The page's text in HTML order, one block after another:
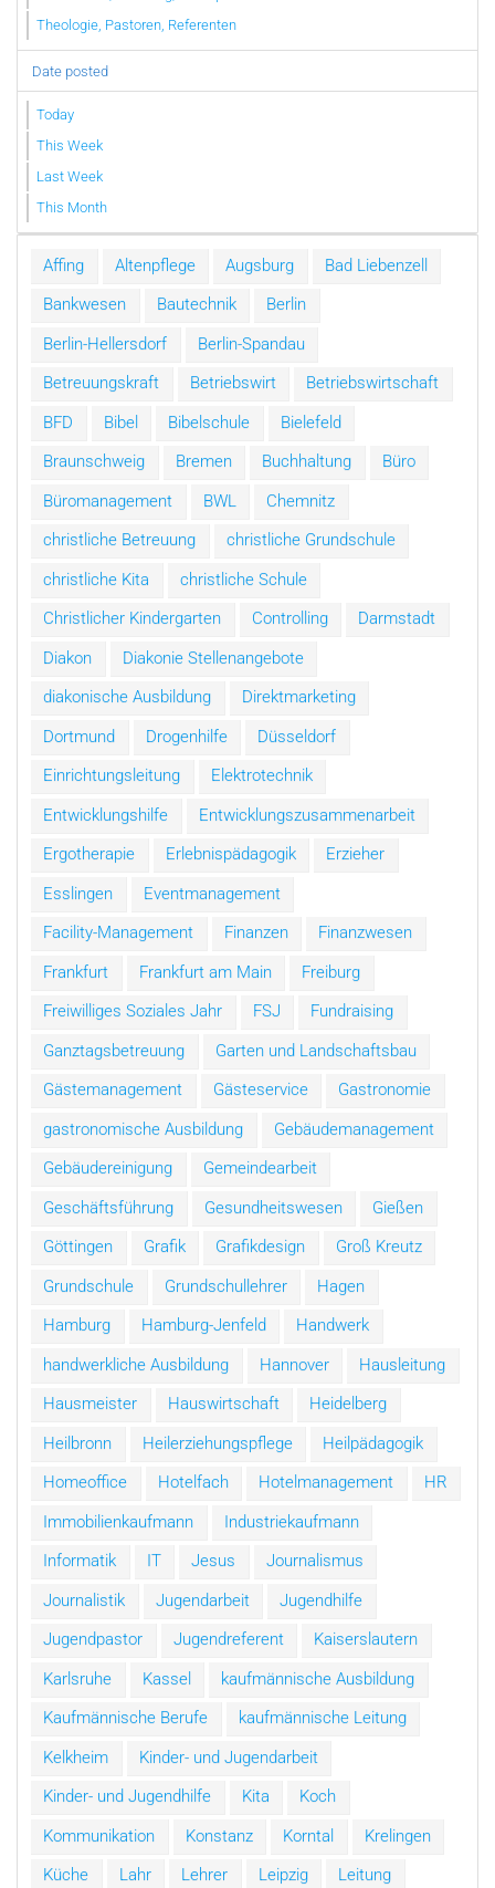
Theologie, Pastoren, Referenten
Date posted
Today
This Week
Last Week
This Month
Affing Altenpflege Augsburg
Bad Liebenzell
Bankwesen
Bautechnik
Berlin
Berlin-Hellersdorf
Berlin-Spandau
Betreuungskraft
Betriebswirt
Betriebswirtschaft
BFD
Bibel Bibelschule
Bielefeld
Braunschweig
Bremen Buchhaltung
Büro
Büromanagement
BWL
Chemnitz
christliche Betreuung
christliche Grundschule
christliche Kita
christliche Schule
Christlicher Kindergarten
Controlling
Darmstadt
Diakon
Diakonie Stellenangebote
diakonische Ausbildung
Direktmarketing
Dortmund
Drogenhilfe
Düsseldorf
Einrichtungsleitung
Elektrotechnik
Entwicklungshilfe
Entwicklungszusammenarbeit
Ergotherapie
Erlebnispädagogik
Erzieher
Esslingen
Eventmanagement
Facility-Management
Finanzen
Finanzwesen
Frankfurt
Frankfurt am Main
Freiburg
Freiwilliges Soziales Jahr
FSJ
Fundraising
Ganztagsbetreuung
Garten und Landschaftsbau
Gästemanagement
Gästeservice
Gastronomie
gastronomische Ausbildung
Gebäudemanagement
Gebäudereinigung
Gemeindearbeit
Geschäftsführung
Gesundheitswesen
Gießen
Göttingen
Grafik Grafikdesign
Groß Kreutz
Grundschule
Grundschullehrer
Hagen
Hamburg
Hamburg-Jenfeld
Handwerk
handwerkliche Ausbildung
Hannover
Hausleitung
Hausmeister
Hauswirtschaft
Heidelberg
Heilbronn
Heilerziehungspflege
Heilpädagogik
Homeoffice
Hotelfach Hotelmanagement
HR
Immobilienkaufmann
Industriekaufmann
Informatik
IT Jesus
Journalismus
Journalistik
Jugendarbeit
Jugendhilfe
Jugendpastor
Jugendreferent
Kaiserslautern
Karlsruhe
Kassel
kaufmännische Ausbildung
Kaufmännische Berufe
kaufmännische Leitung
Kelkheim
Kinder- und Jugendarbeit
Kinder- und Jugendhilfe
Kita
Koch
Kommunikation
Konstanz Korntal
Krelingen
Küche
Lahr Lehrer Leipzig
Leitung